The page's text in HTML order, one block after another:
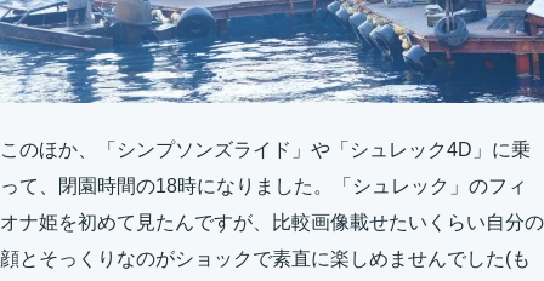
このほか、「シンプソンズライド」や「シュレック4D」に乗
って、閉園時間の18時になりました。「シュレック」のフィ
オナ姫を初めて見たんですが、比較画像載せたいくらい自分の
顔とそっくりなのがショックで素直に楽しめませんでした(も